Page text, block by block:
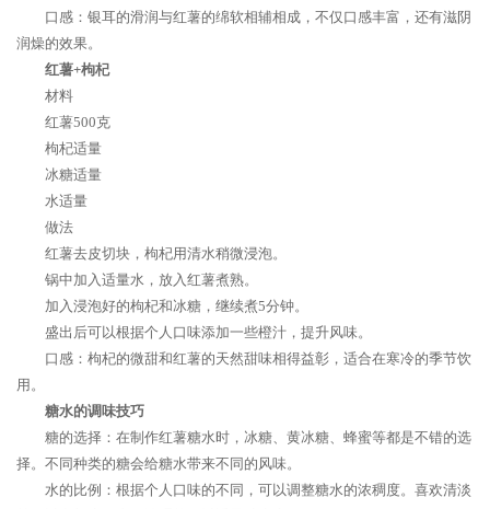
口感：银耳的滑润与红薯的绵软相辅相成，不仅口感丰富，还有滋阴
润燥的效果。
红薯+枸杞
材料
红薯500克
枸杞适量
冰糖适量
水适量
做法
红薯去皮切块，枸杞用清水稍微浸泡。
锅中加入适量水，放入红薯煮熟。
加入浸泡好的枸杞和冰糖，继续煮5分钟。
盛出后可以根据个人口味添加一些橙汁，提升风味。
口感：枸杞的微甜和红薯的天然甜味相得益彰，适合在寒冷的季节饮
用。
糖水的调味技巧
糖的选择：在制作红薯糖水时，冰糖、黄冰糖、蜂蜜等都是不错的选
择。不同种类的糖会给糖水带来不同的风味。
水的比例：根据个人口味的不同，可以调整糖水的浓稠度。喜欢清淡